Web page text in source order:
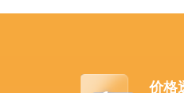
价格